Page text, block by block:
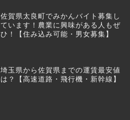
佐賀県太良町でみかんバイト募集し
ています！農業に興味がある人もぜ
ひ！【住み込み可能・男女募集】
埼玉県から佐賀県までの運賃最安値
は？【高速道路・飛行機・新幹線】